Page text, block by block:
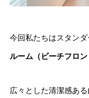
今回私たちはスタンダ
ルーム（ビーチフロン
広々とした清潔感あ